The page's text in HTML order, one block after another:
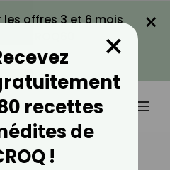
les offres 3 et 6 mois
PROMO
×
Légères
recettes
de
!
×